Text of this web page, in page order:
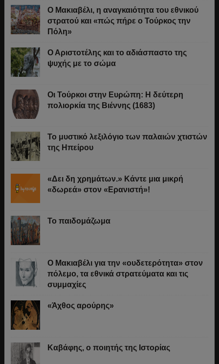
Ο Μακιαβέλι, η αναγκαιότητα του εθνικού
στρατού και «πώς πήρε ο Τούρκος την
Πόλη»
Ο Αριστοτέλης και το αδιάσπαστο της
ψυχής με το σώμα
Οι Τούρκοι στην Ευρώπη: Η δεύτερη
πολιορκία της Βιέννης (1683)
Το μυστικό λεξιλόγιο των παλαιών χτιστών
της Ηπείρου
«Δει δη χρημάτων.» Κάντε μια μικρή
«δωρεά» στον «Ερανιστή»!
Το παιδομάζωμα
O Μακιαβέλι για την «ουδετερότητα» στον
πόλεμο, τα εθνικά στρατεύματα και τις
συμμαχίες
«Άχθος αρούρης»
Καβάφης, ο ποιητής της Ιστορίας